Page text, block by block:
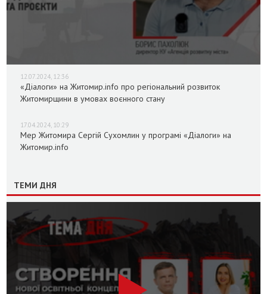
12.07.2024, 12:36
«Діалоги» на Житомир.info про регіональний розвиток
Житомирщини в умовах воєнного стану
17.04.2024, 10:29
Мер Житомира Сергій Сухомлин у програмі «Діалоги» на
Житомир.info
ТЕМИ ДНЯ